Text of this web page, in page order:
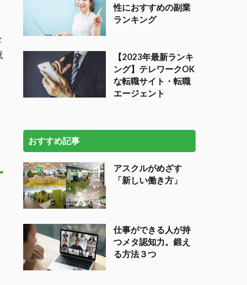
性におすすめの副業
ランキング
【2023年最新ランキ
ング】テレワークOK
な転職サイト・転職
エージェント
おすすめ記事
アスクルがめざす
「新しい働き方」
仕事ができる人が持
つメタ認知力。鍛え
る方法３つ